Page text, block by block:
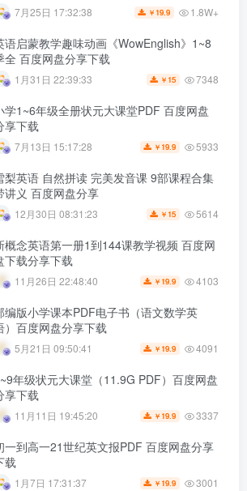
7月25日 17:32:38 ￥ 19.9 1.8W+
语启蒙教学趣味动画《WowEnglish》1~8
全 百度网盘分享下载
1月31日 22:39:33 ￥ 15 7348
学1~6年级全册状元大课堂PDF 百度网盘
享下载
7月13日 15:17:28 ￥ 19.9 5933
梨英语 自然拼读 完美发音课 9部课程合集
讲义 百度网盘分享
12月30日 08:31:23 ￥ 15 5614
概念英语第一册1到144课教学视频 百度网
下载分享下载
11月26日 22:48:40 ￥ 19.9 4103
编版小学课本PDF电子书（语文数学英
）百度网盘分享下载
5月21日 09:50:41 ￥ 19.9 4091
年级状元大课堂（11.9G PDF）百度网盘
享下载
11月11日 19:45:20 ￥ 19.9 3337
一到高一21世纪英文报PDF 百度网盘分享
载
1月7日 17:31:37 ￥ 19.9 3001